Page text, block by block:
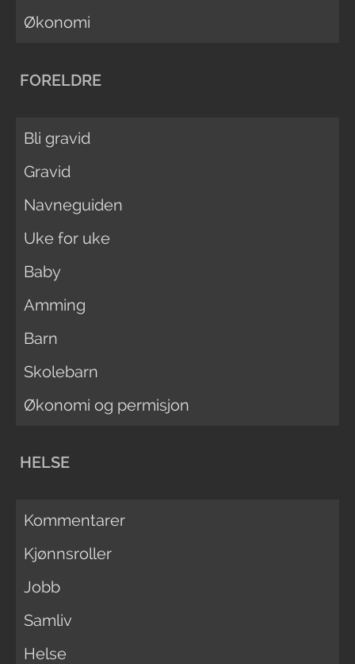
Økonomi
FORELDRE
Bli gravid
Gravid
Navneguiden
Uke for uke
Baby
Amming
Barn
Skolebarn
Økonomi og permisjon
HELSE
Kommentarer
Kjønnsroller
Jobb
Samliv
Helse